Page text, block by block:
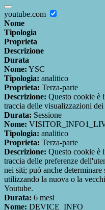
youtube.com
Nome
Tipologia
Proprieta
Descrizione
Durata
Nome: YSC
Tipologia: analitico
Proprieta: Terza-parte
Descrizione: Questo cookie è
traccia delle visualizzazioni
Durata: Sessione
Nome:
Tipologia: analitico
Proprieta: Terza-parte
Descrizione: Questo cookie è
traccia delle preferenze
nei siti; può anche
utilizzando la nuova o la
Youtube.
Durata: 6 mesi
Nome: DEVICE_INFO